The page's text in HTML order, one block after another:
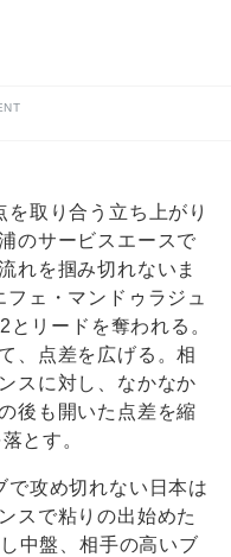
取り合う立ち上がり
のサービスエースで
れを掴み切れないま
ェ・マンドゥラジュ
リードを奪われる。
、点差を広げる。相
スに対し、なかなか
後も開いた点差を縮
とす。
攻め切れない日本は
スで粘りの出始めた
中盤、相手の高いブ